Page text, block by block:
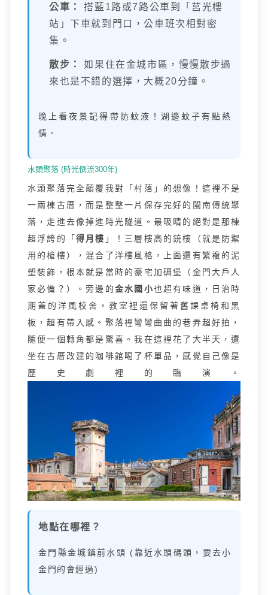
公車：
搭藍1路或7路公車到「莒光樓
站」下車就到門口，公車班次相對密
集。
散步：
如果住在金城市區，慢慢散步過
來也是不錯的選擇，大概20分鐘。
晚上看夜景記得帶防蚊液！湖邊蚊子有點熱
情。
水頭聚落 (時光倒流300年)
水頭聚落完全顛覆我對「村落」的想像！這裡不是
一兩棟古厝，而是整整一片保存完好的閩南傳統聚
落，走進去像掉進時光隧道。最吸睛的絕對是那棟
超浮誇的「得月樓 」！三層樓高的銃樓（就是防禦
用的槍樓），混合了洋樓風格，上面還有繁複的泥
塑裝飾，根本就是當時的豪宅加碉堡（金門大戶人
家必備？）。旁邊的金水國小也超有味道，日治時
期蓋的洋風校舍，教室裡還保留著舊課桌椅和黑
板，超有帶入感。聚落裡彎彎曲曲的巷弄超好拍，
隨便一個轉角都是驚喜。我在這裡花了大半天，還
坐在古厝改建的咖啡館喝了杯單品，感覺自己像是
歷史劇裡的臨演。
地點在哪裡？
金門縣金城鎮前水頭 (靠近水頭碼頭，要去小
金門的會經過)